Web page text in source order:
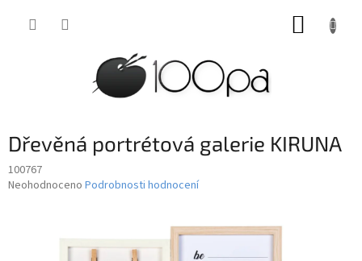
Dřevěná portrétová galerie KIRUNA
100767
Průměrné
Neohodnoceno Podrobnosti hodnocení